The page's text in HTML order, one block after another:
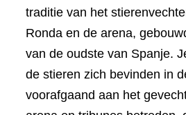
traditie van het
Ronda en de arena,
van de oudste van Spanje.
de stieren zich bevinden in
voorafgaand aan het